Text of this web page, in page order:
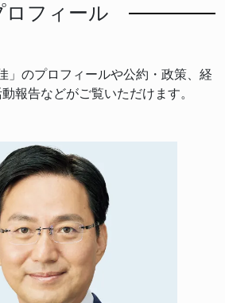
ロフィール
」のプロフィールや公約・政策、経
報告などがご覧いただけます。